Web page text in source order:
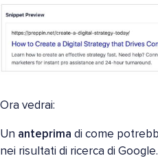
Ora vedrai:
Un anteprima di come
nei risultati di ricerca di Google.